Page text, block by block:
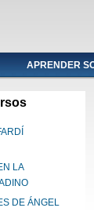
APRENDER
LA
DE ÁNGEL